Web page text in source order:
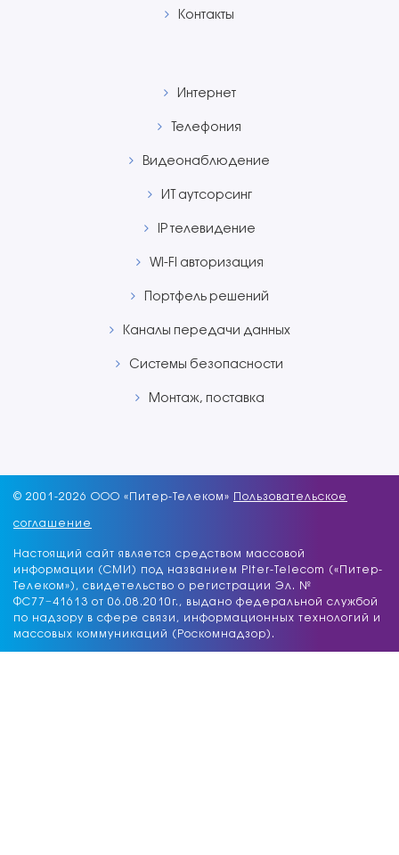
Контакты
Интернет
Телефония
Видеонаблюдение
ИТ aутсорсинг
IP телевидение
WI-FI авторизация
Портфель решений
Каналы передачи данных
Системы безопасности
Монтаж, поставка
© 2001-2026 ООО «Питер-Телеком» Пользовательское
соглашение
Настоящий сайт является средством массовой
информации (СМИ) под названием Piter-Telecom («Питер-
Телеком»), свидетельство о регистрации Эл. №
ФС77−41613 от 06.08.2010г., выдано федеральной службой
по надзору в сфере связи, информационных технологий и
массовых коммуникаций (Роскомнадзор).